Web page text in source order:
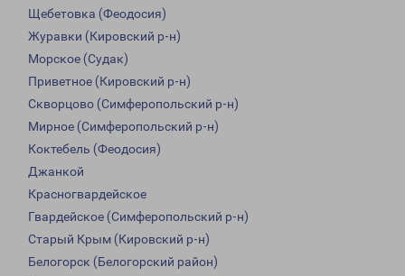
Щебетовка (Феодосия)
Журавки (Кировский р-н)
Морское (Судак)
Приветное (Кировский р-н)
Скворцово (Симферопольский р-н)
Мирное (Симферопольский р-н)
Коктебель (Феодосия)
Джанкой
Красногвардейское
Гвардейское (Симферопольский р-н)
Старый Крым (Кировский р-н)
Белогорск (Белогорский район)